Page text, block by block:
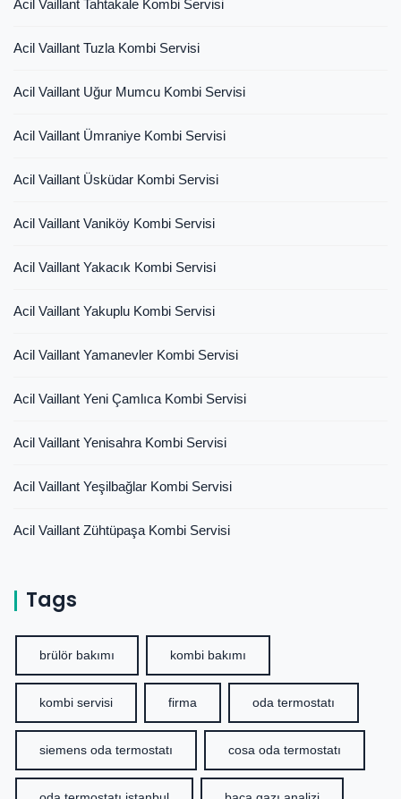
Acil Vaillant Tahtakale Kombi Servisi
Acil Vaillant Tuzla Kombi Servisi
Acil Vaillant Uğur Mumcu Kombi Servisi
Acil Vaillant Ümraniye Kombi Servisi
Acil Vaillant Üsküdar Kombi Servisi
Acil Vaillant Vaniköy Kombi Servisi
Acil Vaillant Yakacık Kombi Servisi
Acil Vaillant Yakuplu Kombi Servisi
Acil Vaillant Yamanevler Kombi Servisi
Acil Vaillant Yeni Çamlıca Kombi Servisi
Acil Vaillant Yenisahra Kombi Servisi
Acil Vaillant Yeşilbağlar Kombi Servisi
Acil Vaillant Zühtüpaşa Kombi Servisi
Tags
brülör bakımı kombi bakımı
kombi servisi firma oda termostatı
siemens oda termostatı cosa oda termostatı